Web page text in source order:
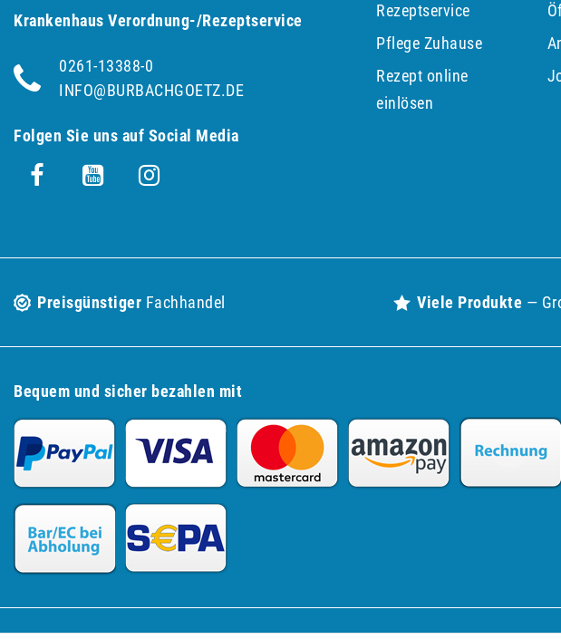
Krankenhaus Verordnung-/Rezeptservice
0261-13388-0
INFO@BURBACHGOETZ.DE
Folgen Sie uns auf Social Media
Rezeptservice
Pflege Zuhause
Rezept online
einlösen
Preisgünstiger Fachhandel Viele Produkte —
Bequem und sicher bezahlen mit